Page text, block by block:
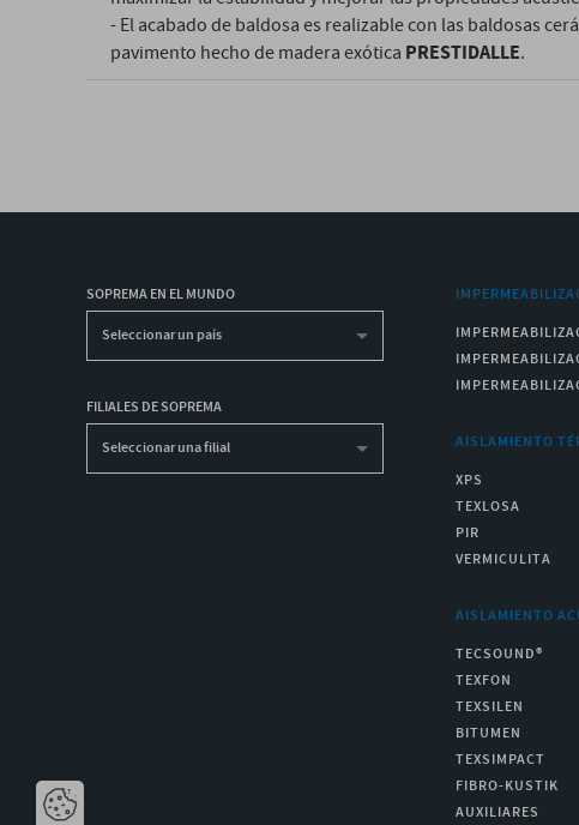
- El acabado de baldosa es realizable con las baldosas
pavimento hecho de madera exótica PRESTIDALLE.
SOPREMA EN EL MUNDO
Seleccionar un país
FILIALES DE SOPREMA
Seleccionar una filial
AISLAMIENTO
XPS
TEXLOSA
PIR
VERMICULITA
AISLAMIENTO
TECSOUND®
TEXFON
TEXSILEN
BITUMEN
TEXSIMPACT
FIBRO-KUSTIK
AUXILIARES